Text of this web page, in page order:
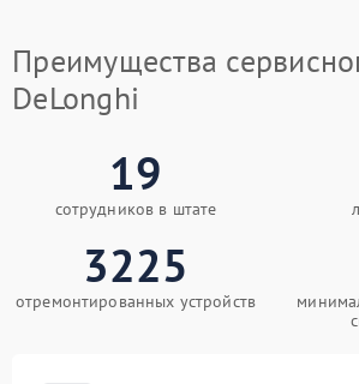
Преимущества
DeLonghi
19
сотрудников в штате
3225
отремонтированных устройств